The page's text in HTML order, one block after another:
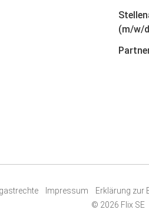
(m/w/
Impressum Erklärung zur
© 2026 Flix SE